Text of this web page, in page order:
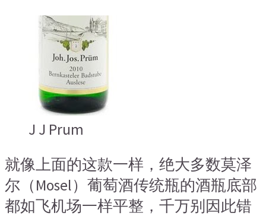
J J Prum
就像上面的这款一样，绝大多数莫泽
尔（Mosel）葡萄酒传统瓶的酒瓶底部
都如飞机场一样平整，千万别因此错